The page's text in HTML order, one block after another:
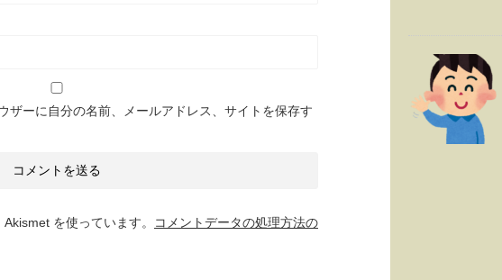
ザーに自分の名前、メールアドレス、サイトを保存す
を使っています。
コメントデータの処理方法の